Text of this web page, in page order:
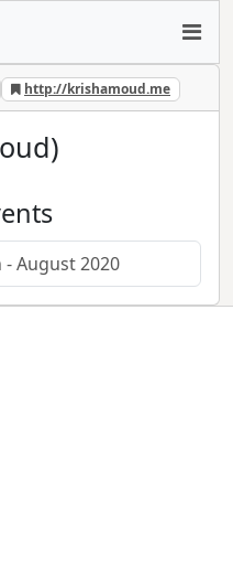
http://krishamoud.me
August 2020